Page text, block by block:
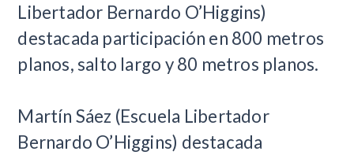
Libertador Bernardo O’Higgins)
destacada participación en 800 metros
planos, salto largo y 80 metros planos.
Martín Sáez (Escuela Libertador
Bernardo O’Higgins) destacada